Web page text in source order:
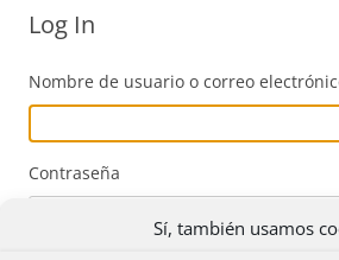
Sí, también usamos
Log In
Nombre de usuario o correo
Contraseña